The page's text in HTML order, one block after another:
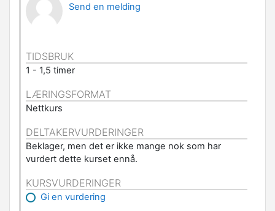
Send en melding
TIDSBRUK
1 - 1,5 timer
LÆRINGSFORMAT
Nettkurs
DELTAKERVURDERINGER
Beklager, men det er ikke mange nok som har
vurdert dette kurset ennå.
KURSVURDERINGER
Gi en vurdering